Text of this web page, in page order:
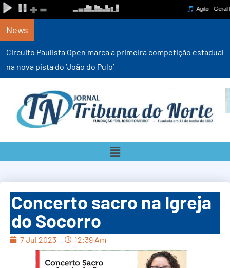
News
Circuito Paulista Open marca a primeira competição estadual
na nova pista do ‘João do Pulo’
Concerto sacro na Igreja
do Socorro
7 Jul 2023 12:39 Am